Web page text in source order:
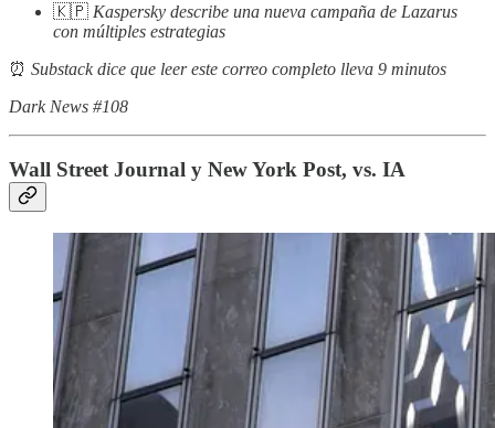
🇰🇵 Kaspersky describe una nueva campaña de Lazarus
con múltiples estrategias
⏰ Substack dice que leer este correo completo lleva 9 minutos
Dark News #108
Wall Street Journal y New York Post, vs. IA